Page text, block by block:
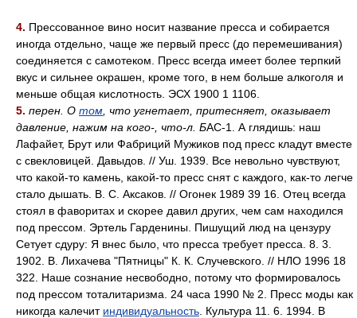
4. Прессованное вино носит название пресса и собирается
иногда отдельно, чаще же первый пресс (до перемешивания)
соединяется с самотеком. Пресс всегда имеет более терпкий
вкус и сильнее окрашен, кроме того, в нем больше алкоголя и
меньше общая кислотность. ЭСХ 1900 1 1106.
5. перен. О том , что угнетает, притесняет, оказывает
давление, нажим на кого-, что-л. БАС-1. А глядишь: наш
Лафайет, Брут или Фабриций Мужиков под пресс кладут вместе
с свекловицей. Давыдов. // Уш. 1939. Все невольно чувствуют,
что какой-то камень, какой-то пресс снят с каждого, как-то легче
стало дышать. В. С. Аксаков. // Огонек 1989 39 16. Отец всегда
стоял в фаворитах и скорее давил других, чем сам находился
под прессом. Эртель Гарденины. Пишущий люд на цензуру
Сетует сдуру: Я внес было, что пресса требует пресса. 8. 3.
1902. В. Лихачева "Пятницы" К. К. Случевского. // НЛО 1996 18
322. Наше сознание несвободно, потому что формировалось
под прессом тоталитаризма. 24 часа 1990 № 2. Пресс моды как
никогда калечит индивидуальность . Культура 11. 6. 1994. В